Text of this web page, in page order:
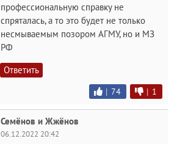
профессиональную справку не
спряталась, а то это будет не только
несмываемым позором АГМУ, но и МЗ
РФ
Ответить
| 74 | 1
Семёнов и Жжёнов
06.12.2022 20:42